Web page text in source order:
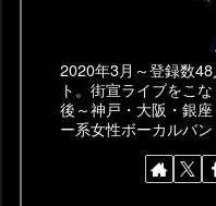
2020年3月～登録数
ト。街宣ライブをこ
後～神戸・大阪・銀
ー系女性ボーカルバン